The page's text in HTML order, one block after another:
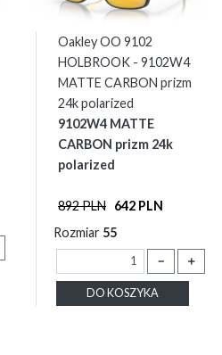
Oakley OO 9102
HOLBROOK - 9102W4
MATTE CARBON prizm
24k polarized
9102W4 MATTE
CARBON prizm 24k
polarized
892 PLN 642 PLN
Rozmiar 55
－ ＋
DO KOSZYKA